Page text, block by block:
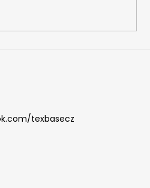
texbasecz